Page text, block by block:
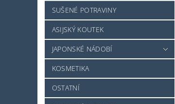
SUŠENÉ POTRAVINY
ASIJSKÝ KOUTEK
JAPONSKÉ NÁDOBÍ
KOSMETIKA
OSTATNÍ